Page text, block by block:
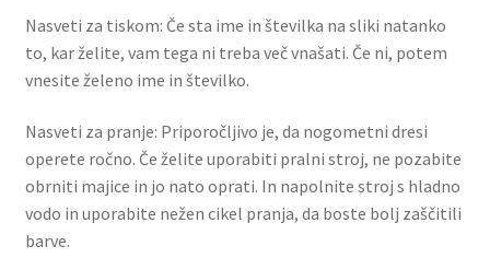
Nasveti za tiskom: Če sta ime in številka na sliki natanko
to, kar želite, vam tega ni treba več vnašati. Če ni, potem
vnesite želeno ime in številko.
Nasveti za pranje: Priporočljivo je, da nogometni dresi
operete ročno. Če želite uporabiti pralni stroj, ne pozabite
obrniti majice in jo nato oprati. In napolnite stroj s hladno
vodo in uporabite nežen cikel pranja, da boste bolj zaščitili
barve.